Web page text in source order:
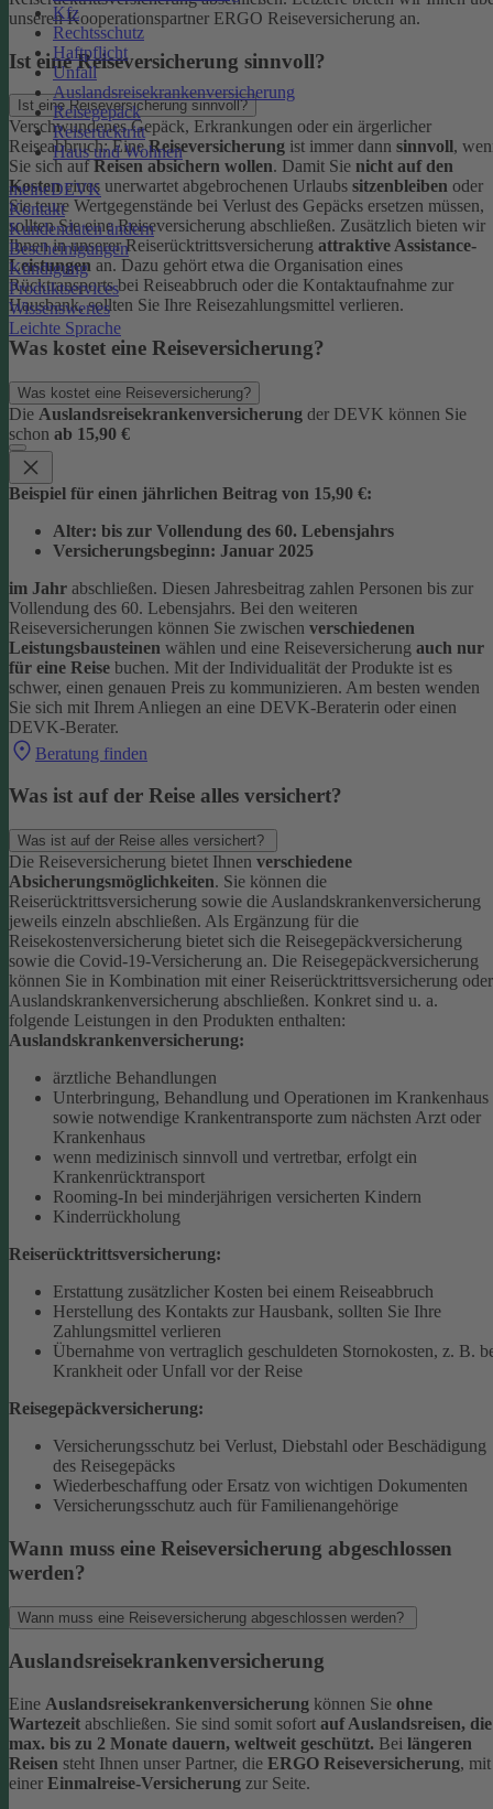
Kfz
Rechtsschutz
Haftpflicht
Unfall
Auslandsreisekrankenversicherung
Reisegepäck
Reiserücktritt
Haus und Wohnen
meineDEVK
Kontakt
Kundendaten ändern
Bescheinigungen
Kündigung
Produktservices
Wissenswertes
Leichte Sprache
unseren Kooperationspartner ERGO Reiseversicherung an.
Ist eine Reiseversicherung sinnvoll?
Ist eine Reiseversicherung sinnvoll?
Verschwundenes Gepäck, Erkrankungen oder ein ärgerlicher
Reiseabbruch: EineReiseversicherung ist immer dann sinnvoll,
Sie sich aufReisen absichern wollen. Damit Sie nicht auf den
Kosteneines unerwartet abgebrochenen Urlaubs sitzenbleiben oder
Sie teure Wertgegenstände bei Verlust des Gepäcks ersetzen müssen,
sollten Sie eine Reiseversicherung abschließen. Zusätzlich bieten wir
Ihnen in unserer Reiserücktrittsversicherung attraktive Assistance-
Leistungen an. Dazu gehört etwa die Organisation eines
Rücktransports bei Reiseabbruch oder die Kontaktaufnahme zur
Hausbank, sollten Sie Ihre Reisezahlungsmittel verlieren.
Was kostet eine Reiseversicherung?
Was kostet eine Reiseversicherung?
Die Auslandsreisekrankenversicherung der DEVK können Sie
schon ab 15,90 €
Beispiel für einen jährlichen Beitrag von 15,90 €:
Alter: bis zur Vollendung des 60. Lebensjahrs
Versicherungsbeginn: Januar 2025
im Jahr abschließen. Diesen Jahresbeitrag zahlen Personen bis zur
Vollendung des 60. Lebensjahrs. Bei den weiteren
Reiseversicherungen können Sie zwischen verschiedenen
Leistungsbausteinen wählen und eine Reiseversicherung auch nur
für eine Reise buchen. Mit der Individualität der Produkte ist es
schwer, einen genauen Preis zu kommunizieren. Am besten wenden
Sie sich mit Ihrem Anliegen an eine DEVK-Beraterin oder einen
DEVK-Berater.
Beratung finden
Was ist auf der Reise alles versichert?
Was ist auf der Reise alles versichert?
Die Reiseversicherung bietet Ihnen verschiedene
Absicherungsmöglichkeiten. Sie können die
Reiserücktrittsversicherung sowie die Auslandskrankenversicherung
jeweils einzeln abschließen. Als Ergänzung für die
Reisekostenversicherung bietet sich die Reisegepäckversicherung
sowie die Covid-19-Versicherung an. Die Reisegepäckversicherung
können Sie in Kombination mit einer Reiserücktrittsversicherung oder
Auslandskrankenversicherung abschließen. Konkret sind u. a.
folgende Leistungen in den Produkten enthalten:
Auslandskrankenversicherung:
ärztliche Behandlungen
Unterbringung, Behandlung und Operationen im Krankenhaus
sowie notwendige Krankentransporte zum nächsten Arzt oder
Krankenhaus
wenn medizinisch sinnvoll und vertretbar, erfolgt ein
Krankenrücktransport
Rooming-In bei minderjährigen versicherten Kindern
Kinderrückholung
Reiserücktrittsversicherung:
Erstattung zusätzlicher Kosten bei einem Reiseabbruch
Herstellung des Kontakts zur Hausbank, sollten Sie Ihre
Zahlungsmittel verlieren
Übernahme von vertraglich geschuldeten Stornokosten, z. B.
Krankheit oder Unfall vor der Reise
Reisegepäckversicherung:
Versicherungsschutz bei Verlust, Diebstahl oder Beschädigung
des Reisegepäcks
Wiederbeschaffung oder Ersatz von wichtigen Dokumenten
Versicherungsschutz auch für Familienangehörige
Wann muss eine Reiseversicherung abgeschlossen
werden?
Wann muss eine Reiseversicherung abgeschlossen werden?
Auslandsreisekrankenversicherung
Eine Auslandsreisekrankenversicherung können Sie ohne
Wartezeit abschließen. Sie sind somit sofort auf Auslandsreisen, die
max. bis zu 2 Monate dauern, weltweit geschützt. Bei längeren
Reisen steht Ihnen unser Partner, die ERGO Reiseversicherung, mit
einer Einmalreise-Versicherung zur Seite.